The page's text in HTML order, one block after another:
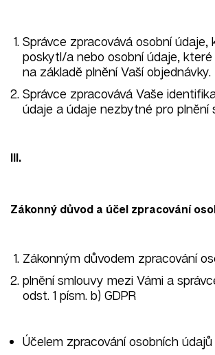
Správce zpracovává osobní
poskytl/a nebo osobní údaje,
na základě plnění Vaší objednávky.
Správce zpracovává Vaše
údaje a údaje nezbytné pro plnění
III.
Zákonný důvod a účel zpracování
Zákonným důvodem zpracování
plnění smlouvy mezi Vámi a
odst. 1 písm. b) GDPR
Účelem zpracování osobních údajů